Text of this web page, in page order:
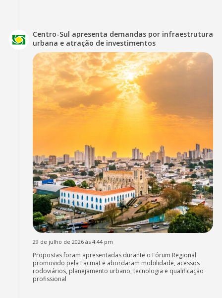
Centro-Sul apresenta demandas por infraestrutura
urbana e atração de investimentos
29 de julho de 2026 às 4:44 pm
Propostas foram apresentadas durante o Fórum Regional
promovido pela Facmat e abordaram mobilidade, acessos
rodoviários, planejamento urbano, tecnologia e qualificação
profissional